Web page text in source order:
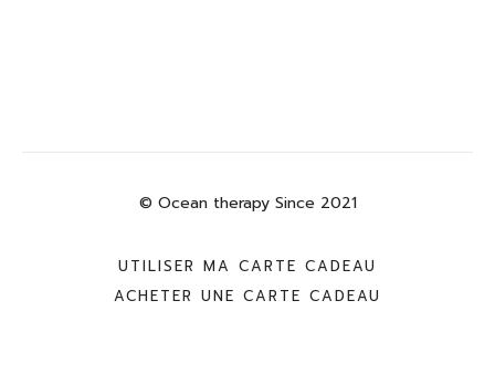
© Ocean therapy Since 2021
UTILISER MA CARTE CADEAU
ACHETER UNE CARTE CADEAU